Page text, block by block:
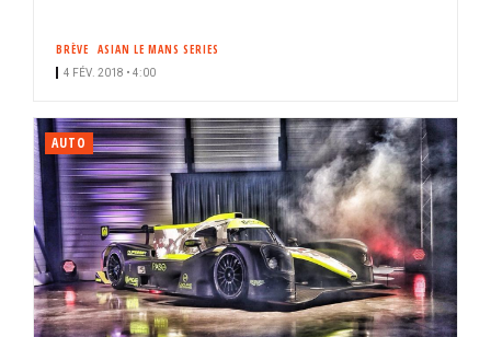
BRÈVE ASIAN LE MANS SERIES
4 FÉV. 2018 • 4:00
AUTO